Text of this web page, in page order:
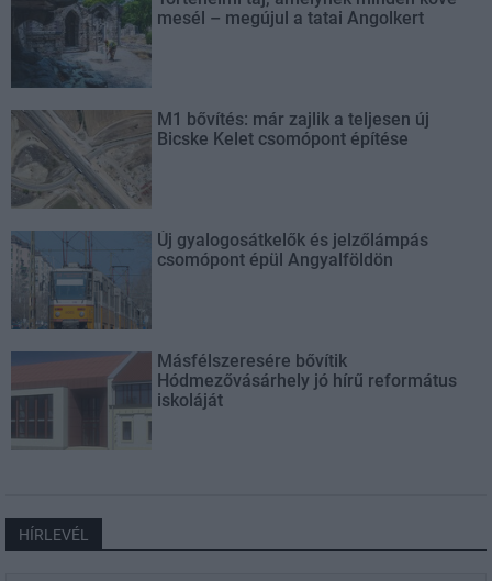
mesél – megújul a tatai Angolkert
M1 bővítés: már zajlik a teljesen új
Bicske Kelet csomópont építése
Új gyalogosátkelők és jelzőlámpás
csomópont épül Angyalföldön
Másfélszeresére bővítik
Hódmezővásárhely jó hírű református
iskoláját
HÍRLEVÉL